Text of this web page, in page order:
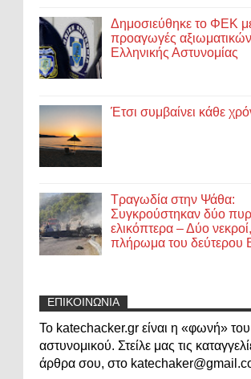
Δημοσιεύθηκε το ΦΕΚ με
προαγωγές
Ελληνικής Αστυνομίας
Έτσι συμβαίνει κάθε
Τραγωδία στην Ψάθα:
Συγκρούστηκαν δύο
ελικόπτερα – Δύο
πλήρωμα του δεύτερου
ΕΠΙΚΟΙΝΩΝΙΑ
Το katechacker.gr είναι η «φωνή»
αστυνομικού. Στείλε μας τις
άρθρα σου, στο